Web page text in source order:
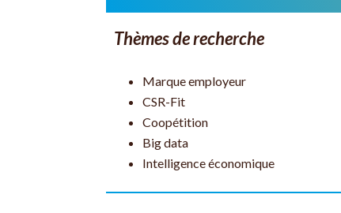
Thèmes de recherche
Marque employeur
CSR-Fit
Coopétition
Big data
Intelligence économique